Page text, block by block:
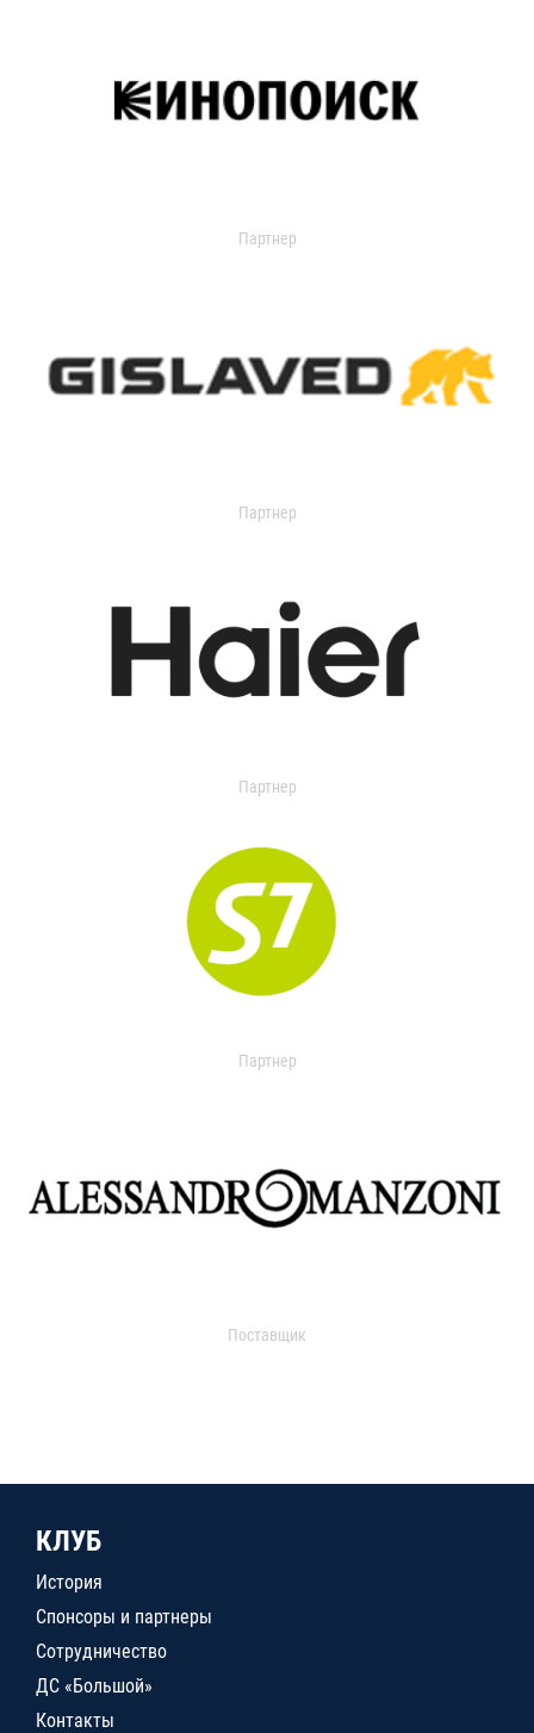
Партнер
Партнер
Партнер
Партнер
Поставщик
КЛУБ
История
Спонсоры и партнеры
Сотрудничество
ДС «Большой»
Контакты